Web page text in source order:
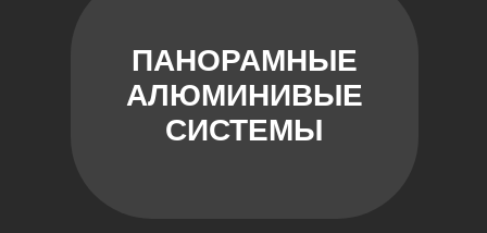
ПАНОРАМНЫЕ
АЛЮМИНИВЫЕ
СИСТЕМЫ